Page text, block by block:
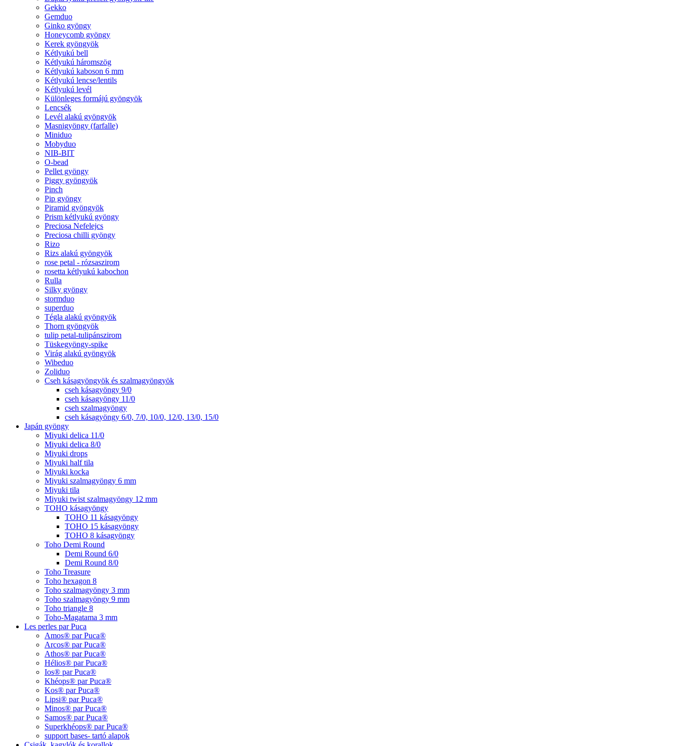
Gekko
Gemduo
Ginko gyöngy
Honeycomb gyöngy
Kerek gyöngyök
Kétlyukú bell
Kétlyukú háromszög
Kétlyukú kaboson 6 mm
Kétlyukú lencse/lentils
Kétlyukú levél
Különleges formájú gyöngyök
Lencsék
Levél alakú gyöngyök
Masnigyöngy (farfalle)
Miniduo
Mobyduo
NIB-BIT
O-bead
Pellet gyöngy
Piggy gyöngyök
Pinch
Pip gyöngy
Piramid gyöngyök
Prism kétlyukú gyöngy
Preciosa Nefelejcs
Preciosa chilli gyöngy
Rizo
Rizs alakú gyöngyök
rose petal - rózsaszirom
rosetta kétlyukú kabochon
Rulla
Silky gyöngy
stormduo
superduo
Tégla alakú gyöngyök
Thorn gyöngyök
tulip petal-tulipánszirom
Tüskegyöngy-spike
Virág alakú gyöngyök
Wibeduo
Zoliduo
Cseh kásagyöngyök és szalmagyöngyök
cseh kásagyöngy 9/0
cseh kásagyöngy 11/0
cseh szalmagyöngy
cseh kásagyöngy 6/0, 7/0, 10/0, 12/0, 13/0, 15/0
Japán gyöngy
Miyuki delica 11/0
Miyuki delica 8/0
Miyuki drops
Miyuki half tila
Miyuki kocka
Miyuki szalmagyöngy 6 mm
Miyuki tila
Miyuki twist szalmagyöngy 12 mm
TOHO kásagyöngy
TOHO 11 kásagyöngy
TOHO 15 kásagyöngy
TOHO 8 kásagyöngy
Toho Demi Round
Demi Round 6/0
Demi Round 8/0
Toho Treasure
Toho hexagon 8
Toho szalmagyöngy 3 mm
Toho szalmagyöngy 9 mm
Toho triangle 8
Toho-Magatama 3 mm
Les perles par Puca
Amos® par Puca®
Arcos® par Puca®
Athos® par Puca®
Hélios® par Puca®
Ios® par Puca®
Khéops® par Puca®
Kos® par Puca®
Lipsi® par Puca®
Minos® par Puca®
Samos® par Puca®
Superkhéops® par Puca®
support bases- tartó alapok